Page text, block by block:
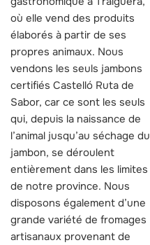
où elle vend des produits
élaborés à partir de ses
propres animaux. Nous
vendons les seuls jambons
certifiés Castelló Ruta de
Sabor, car ce sont les seuls
qui, depuis la naissance de
l’animal jusqu’au séchage du
jambon, se déroulent
entièrement dans les limites
de notre province. Nous
disposons également d’une
grande variété de fromages
artisanaux provenant de